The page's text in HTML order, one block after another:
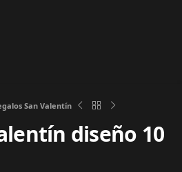
San Valentín
diseño 10